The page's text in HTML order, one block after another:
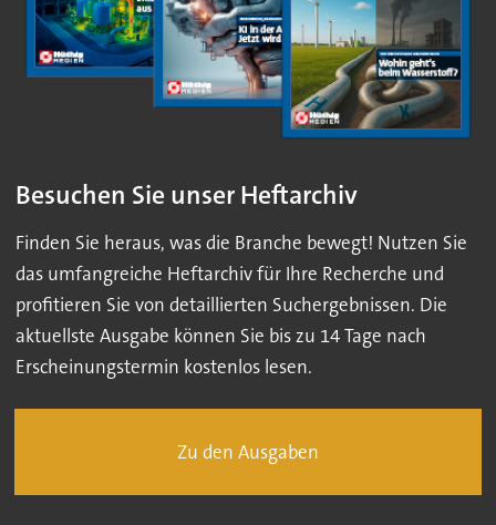
Besuchen Sie unser Heftarchiv
Finden Sie heraus, was die Branche bewegt! Nutzen Sie
das umfangreiche Heftarchiv für Ihre Recherche und
profitieren Sie von detaillierten Suchergebnissen. Die
aktuellste Ausgabe können Sie bis zu 14 Tage nach
Erscheinungstermin kostenlos lesen.
Zu den Ausgaben